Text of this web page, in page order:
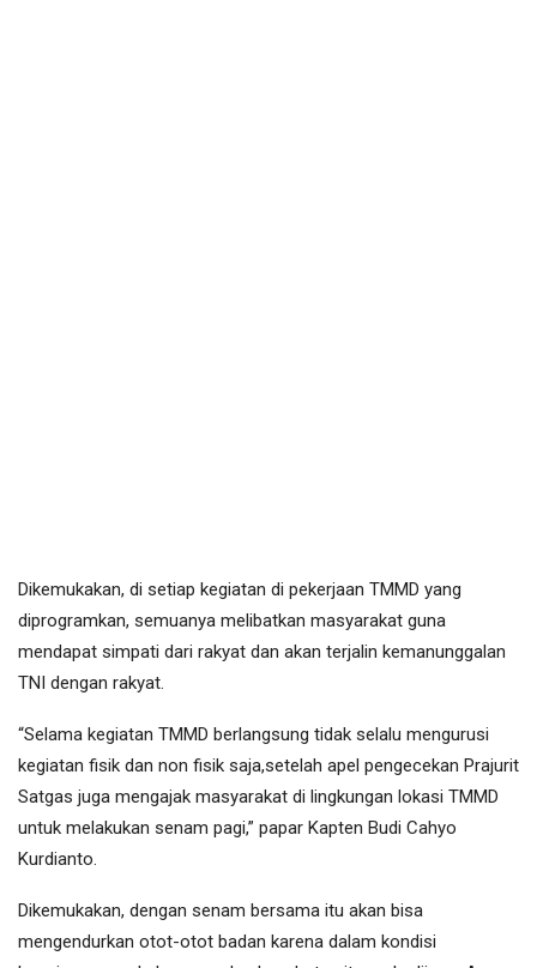
Dikemukakan, di setiap kegiatan di pekerjaan TMMD yang
diprogramkan, semuanya melibatkan masyarakat guna
mendapat simpati dari rakyat dan akan terjalin kemanunggalan
TNI dengan rakyat.
“Selama kegiatan TMMD berlangsung tidak selalu mengurusi
kegiatan fisik dan non fisik saja,setelah apel pengecekan Prajurit
Satgas juga mengajak masyarakat di lingkungan lokasi TMMD
untuk melakukan senam pagi,” papar Kapten Budi Cahyo
Kurdianto.
Dikemukakan, dengan senam bersama itu akan bisa
mengendurkan otot-otot badan karena dalam kondisi